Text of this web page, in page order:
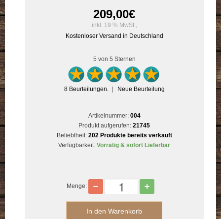
209,00€
inkl. 19 % MwSt.,
Kostenloser Versand in Deutschland
5 von 5 Sternen
8Beurteilungen.| Neue Beurteilung
Artikelnummer:004
Produkt aufgerufen: 21745
Beliebtheit: 202 Produkte bereits verkauft
Verfügbarkeit: Vorrätig & sofort Lieferbar
Menge: